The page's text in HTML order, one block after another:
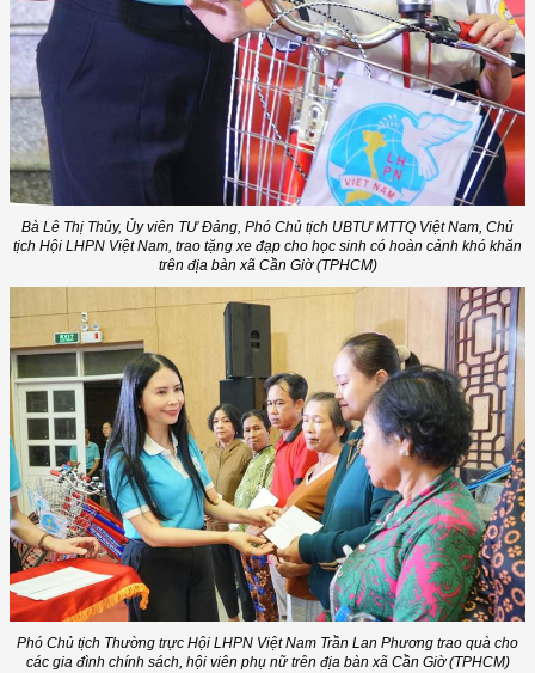
Bà Lê Thị Thủy, Ủy viên TƯ Đảng, Phó Chủ tịch UBTƯ MTTQ Việt Nam, Chủ
tịch Hội LHPN Việt Nam, trao tặng xe đạp cho học sinh có hoàn cảnh khó khăn
trên địa bàn xã Cần Giờ (TPHCM)
Phó Chủ tịch Thường trực Hội LHPN Việt Nam Trần Lan Phương trao quà cho
các gia đình chính sách, hội viên phụ nữ trên địa bàn xã Cần Giờ (TPHCM)